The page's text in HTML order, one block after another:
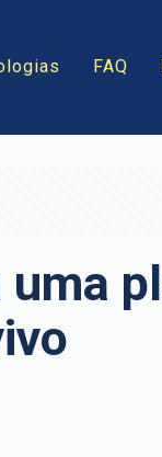
FAQ
uma